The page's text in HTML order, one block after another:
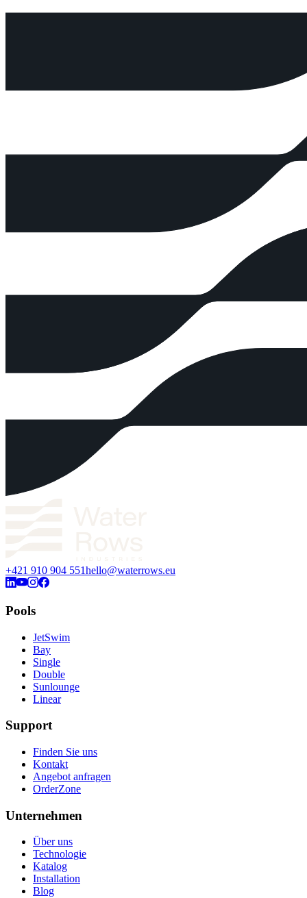
+421 910 904 551hello@waterrows.eu
Pools
JetSwim
Bay
Single
Double
Sunlounge
Linear
Support
Finden Sie uns
Kontakt
Angebot anfragen
OrderZone
Unternehmen
Über uns
Technologie
Katalog
Installation
Blog